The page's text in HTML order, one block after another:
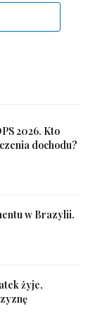
2026. Kto
dochodu?
w Brazylii.
żyje,